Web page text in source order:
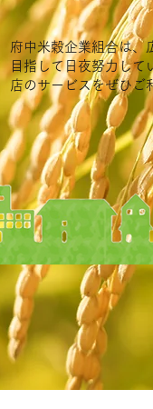
府中米穀企業組合は、
目指して日夜努力し
店のサービスをぜひご